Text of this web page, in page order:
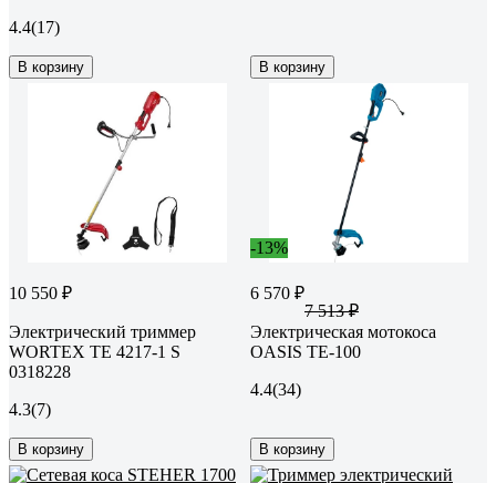
4.4(17)
В корзину В корзину
10 550 ₽
Электрический триммер
WORTEX TE 4217-1 S
0318228
4.3(7)
В корзину
-13%
6 570 ₽
7 513 ₽
Электрическая мотокоса
OASIS TE-100
4.4(34)
В корзину